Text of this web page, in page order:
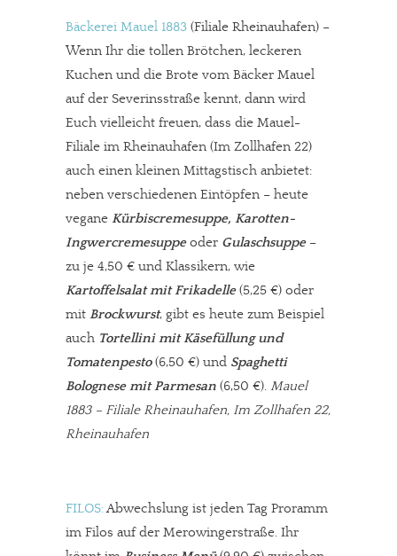
In eigener Sache
Bäckerei Mauel 1883 (Filiale Rheinauhafen) –
Wenn Ihr die tollen Brötchen, leckeren
Kuchen und die Brote vom Bäcker Mauel
auf der Severinsstraße kennt, dann wird
Euch vielleicht freuen, dass die Mauel-
Filiale im Rheinauhafen (Im Zollhafen 22)
auch einen kleinen Mittagstisch anbietet:
neben verschiedenen Eintöpfen – heute
vegane Kürbiscremesuppe, Karotten-
Ingwercremesuppeoder Gulaschsuppe–
zu je 4,50 € und Klassikern, wie
Kartoffelsalat mit Frikadelle(5,25 €) oder
mit Brockwurst, gibt es heute zum Beispiel
auch Tortellini mit Käsefüllung und
Tomatenpesto(6,50 €) und Spaghetti
Bolognese mit Parmesan (6,50 €). Mauel
1883 – Filiale Rheinauhafen, Im Zollhafen 22,
Rheinauhafen
FILOS:Abwechslung ist jeden Tag Proramm
im Filos auf der Merowingerstraße. Ihr